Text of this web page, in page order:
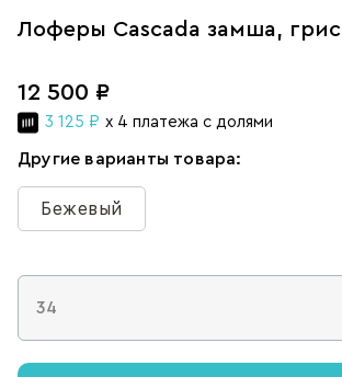
Лоферы Cascada замша, грис
12 500 ₽
3 125 ₽ x 4 платежа с долями
Другие варианты товара:
Бежевый